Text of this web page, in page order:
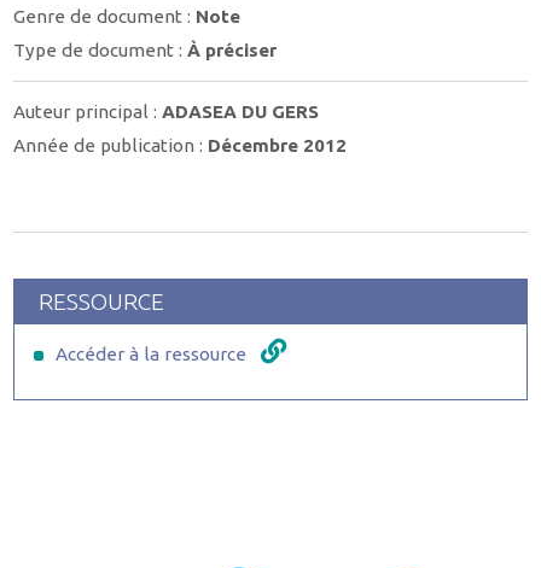
Genre de document : Note
Type de document :À préciser
Auteur principal :ADASEA DU GERS
Année de publication : Décembre 2012
RESSOURCE
Accéder à la ressource